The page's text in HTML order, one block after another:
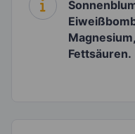
Fettsäuren.